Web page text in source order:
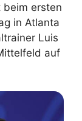
beim ersten
in Atlanta
Luis
auf